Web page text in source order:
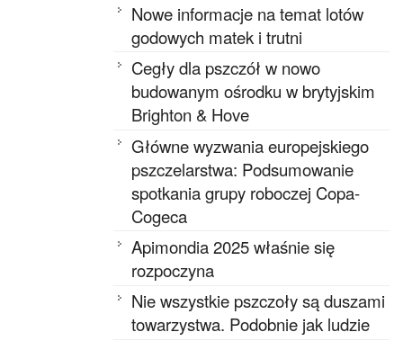
Nowe informacje na temat lotów
godowych matek i trutni
Cegły dla pszczół w nowo
budowanym ośrodku w brytyjskim
Brighton & Hove
Główne wyzwania europejskiego
pszczelarstwa: Podsumowanie
spotkania grupy roboczej Copa-
Cogeca
Apimondia 2025 właśnie się
rozpoczyna
Nie wszystkie pszczoły są duszami
towarzystwa. Podobnie jak ludzie